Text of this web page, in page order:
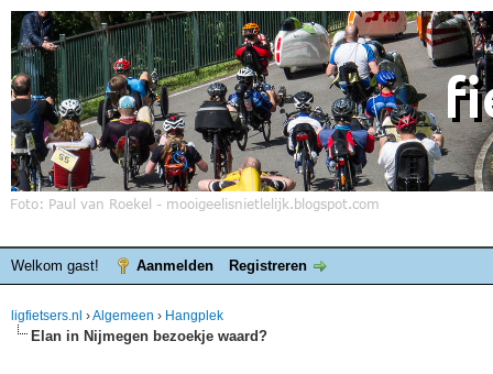
Welkom gast! Aanmelden Registreren
ligfietsers.nl ›Algemeen › Hangplek
Elan in Nijmegen bezoekje waard?